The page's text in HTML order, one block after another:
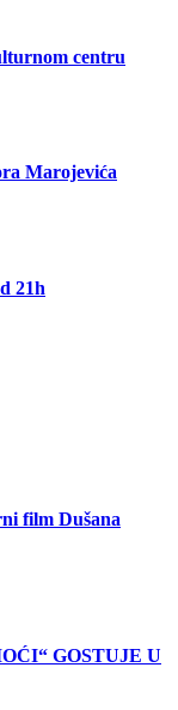
centru
Marojevića
21h
film Dušana
GOSTUJE U